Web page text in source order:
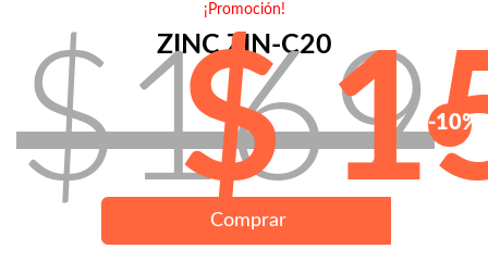
¡Promoción!
ZINC ZIN-C20
$169
$ -10%
Comprar